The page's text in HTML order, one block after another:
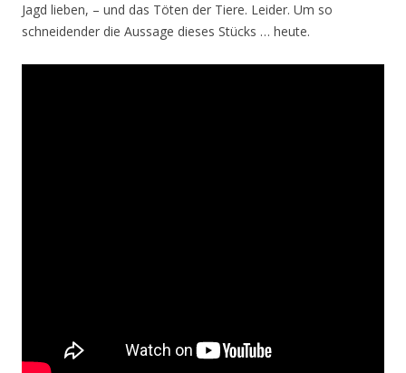
Jagd lieben, – und das Töten der Tiere. Leider. Um so
schneidender die Aussage dieses Stücks … heute.